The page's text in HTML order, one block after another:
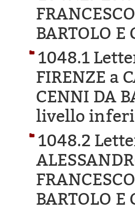
BARTOLO E
1048.1
FIRENZE a
CENNI DA
livello
1048.2
BARTOLO E